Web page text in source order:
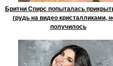
Бритни Спирс попыталась
грудь на видео кристалликами,
получилось